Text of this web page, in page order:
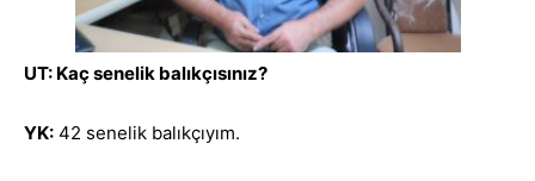
UT: Kaç senelik balıkçısınız?
YK: 42 senelik balıkçıyım.